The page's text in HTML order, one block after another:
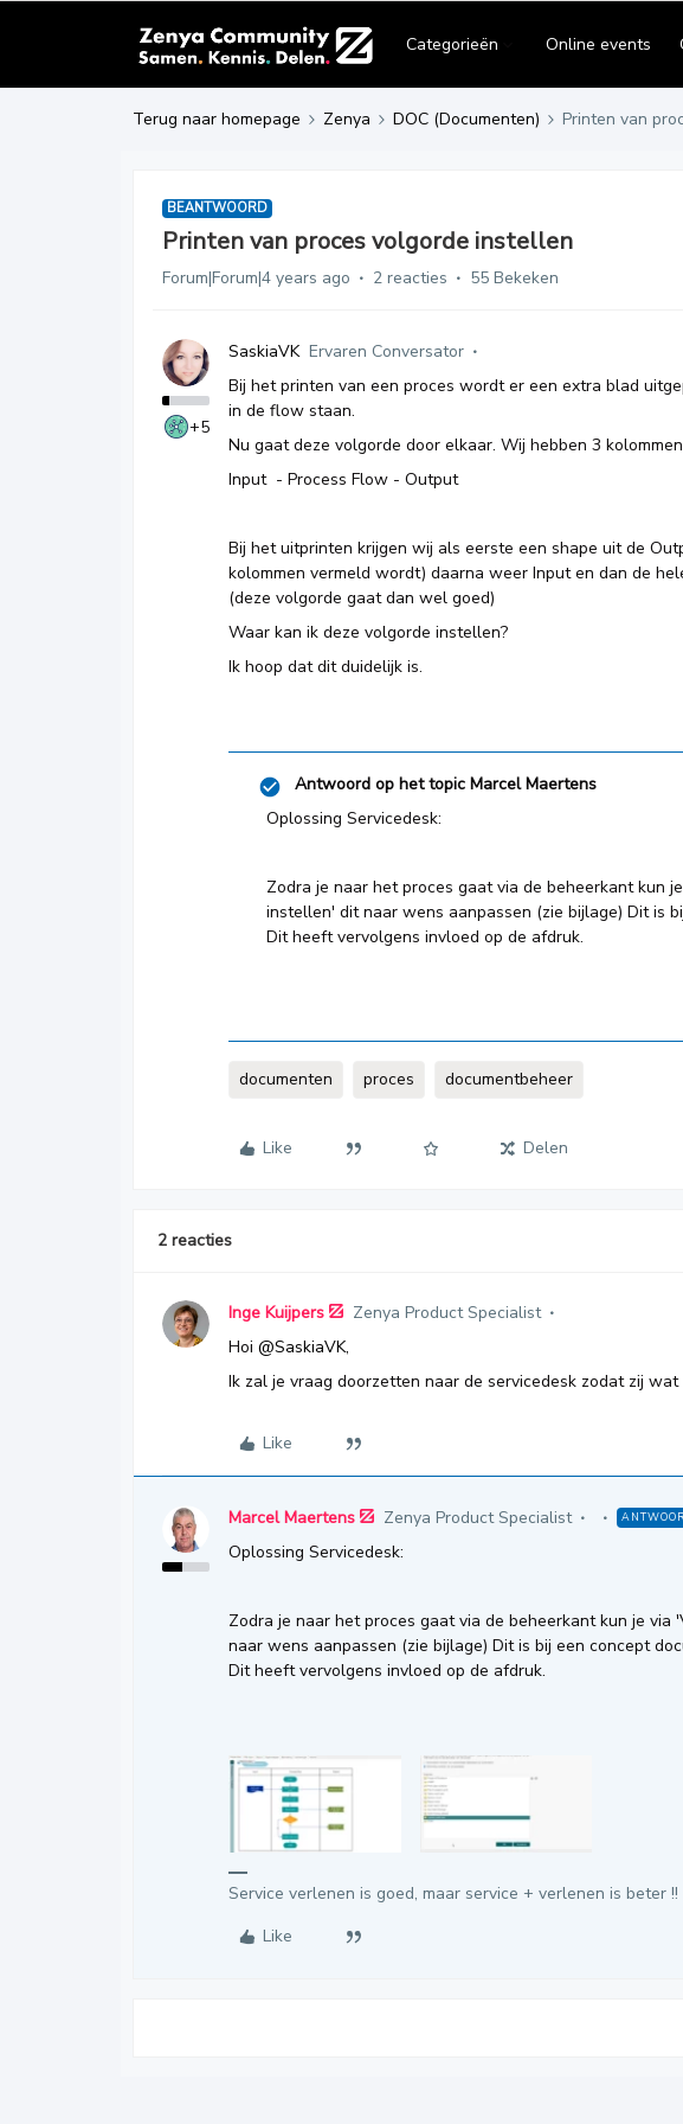
Categorieën Online events
Terug naar homepage Zenya DOC (Documenten) Printen van
BEANTWOORD
Printen van proces volgorde instellen
Forum|Forum|4 years ago 2 reacties 55 Bekeken
+5
SaskiaVK Ervaren Conversator
Bij het printen van een proces wordt er een extra blad
in de flow staan.
Nu gaat deze volgorde door elkaar. Wij hebben 3
Input - Process Flow - Output
Bij het uitprinten krijgen wij als eerste een shape uit de
kolommen vermeld wordt) daarna weer Input en dan de
(deze volgorde gaat dan wel goed)
Waar kan ik deze volgorde instellen?
Ik hoop dat dit duidelijk is.
Antwoord op het topic Marcel Maertens
Oplossing Servicedesk:
Zodra je naar het proces gaat via de beheerkant kun
instellen' dit naar wens aanpassen (zie bijlage) Dit is
Dit heeft vervolgens invloed op de afdruk.
documenten proces documentbeheer
Like Delen
2 reacties
Inge Kuijpers Zenya Product Specialist
Hoi @SaskiaVK,
Ik zal je vraag doorzetten naar de servicedesk zodat zij
Like
Marcel Maertens Zenya Product Specialist
Oplossing Servicedesk:
Zodra je naar het proces gaat via de beheerkant kun je via
naar wens aanpassen (zie bijlage) Dit is bij een concept
Dit heeft vervolgens invloed op de afdruk.
Service verlenen is goed, maar service + verlenen is beter !!
Like